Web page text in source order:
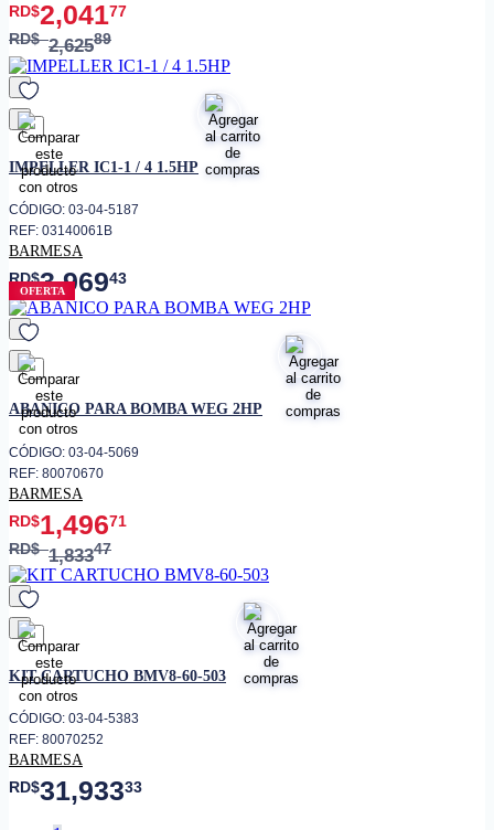
RD$2,04177
RD$2,62589
favorito
IMPELLER IC1-1 / 4 1.5HP
CÓDIGO: 03-04-5187
REF: 03140061B
BARMESA
RD$3,96943
OFERTA
favorito
ABANICO PARA BOMBA WEG 2HP
CÓDIGO: 03-04-5069
REF: 80070670
BARMESA
RD$1,49671
RD$1,83347
favorito
KIT CARTUCHO BMV8-60-503
CÓDIGO: 03-04-5383
REF: 80070252
BARMESA
RD$31,93333